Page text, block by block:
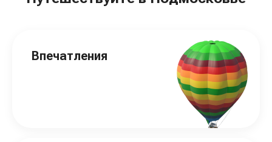
Впечатления